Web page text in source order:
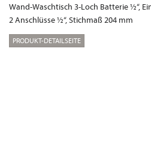
Wand-Waschtisch 3-Loch Batterie ½“,
2 Anschlüsse ½“, Stichmaß 204 mm
PRODUKT-DETAILSEITE